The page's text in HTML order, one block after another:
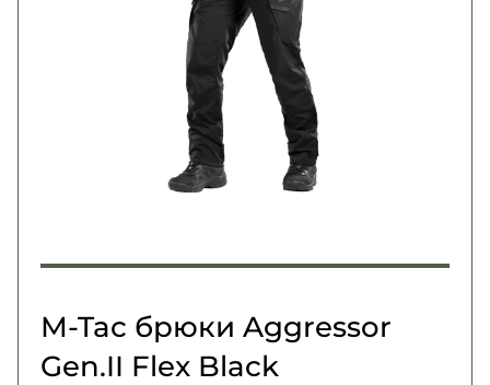
Повернення та обмін
Шеврони, патчі та нашивки
Second Hand NATO
M-Tac брюки Aggressor
Gen.II Flex Black